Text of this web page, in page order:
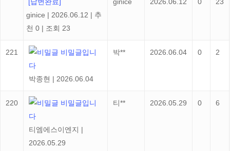
ginice | 2026.06.12 | 추
천 0 | 조회 23
221
비밀글입니
다
박종현 | 2026.06.04
박** 2026.06.04 0 2
220
비밀글입니
다
티엠에스이엔지 |
2026.05.29
티** 2026.05.29 0 6